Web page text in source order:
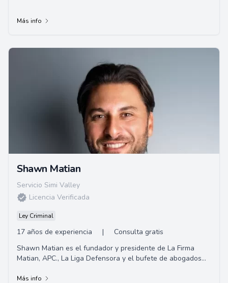
Más info
Shawn Matian
Servicio Simi Valley
Licencia Verificada
Ley Criminal
17 años de experiencia |
Consulta gratis
Shawn Matian es el fundador y presidente de La Firma
Matian, APC., La Liga Defensora y el bufete de abogados
Más info